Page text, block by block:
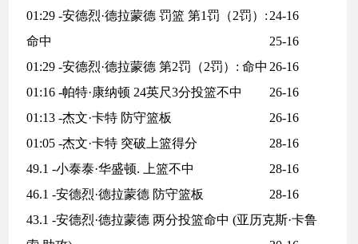
24-16
01:29 -安德烈·德拉蒙德 罚篮 第1罚（2罚）:
命中
25-16
01:29 -安德烈·德拉蒙德 第2罚（2罚）: 命中 26-16
01:16 -帕特·康纳顿 24英尺3分投篮不中
26-16
01:13 -杰文·卡特 防守篮板
26-16
01:05 -杰文·卡特 突破上篮得分
28-16
49.1 -小泰泰·华盛顿. 上篮不中
28-16
46.1 -安德烈·德拉蒙德 防守篮板
28-16
43.1 -安德烈·德拉蒙德 两分投篮命中 (亚历克斯·卡鲁